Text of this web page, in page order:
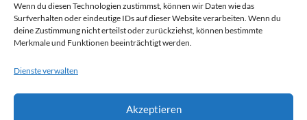
Wenn du diesen Technologien zustimmst, können wir Daten wie das
Surfverhalten oder eindeutige IDs auf dieser Website verarbeiten. Wenn du
deine Zustimmung nicht erteilst oder zurückziehst, können bestimmte
Merkmale und Funktionen beeinträchtigt werden.
Dienste verwalten
Akzeptieren
sollen, die hätten gesehen werden müssen – was
nicht stattfand, weil wegen des
Fachkräftemangels niemand lange genug da war,
um die Kinder so gut kennengelernt zu haben,